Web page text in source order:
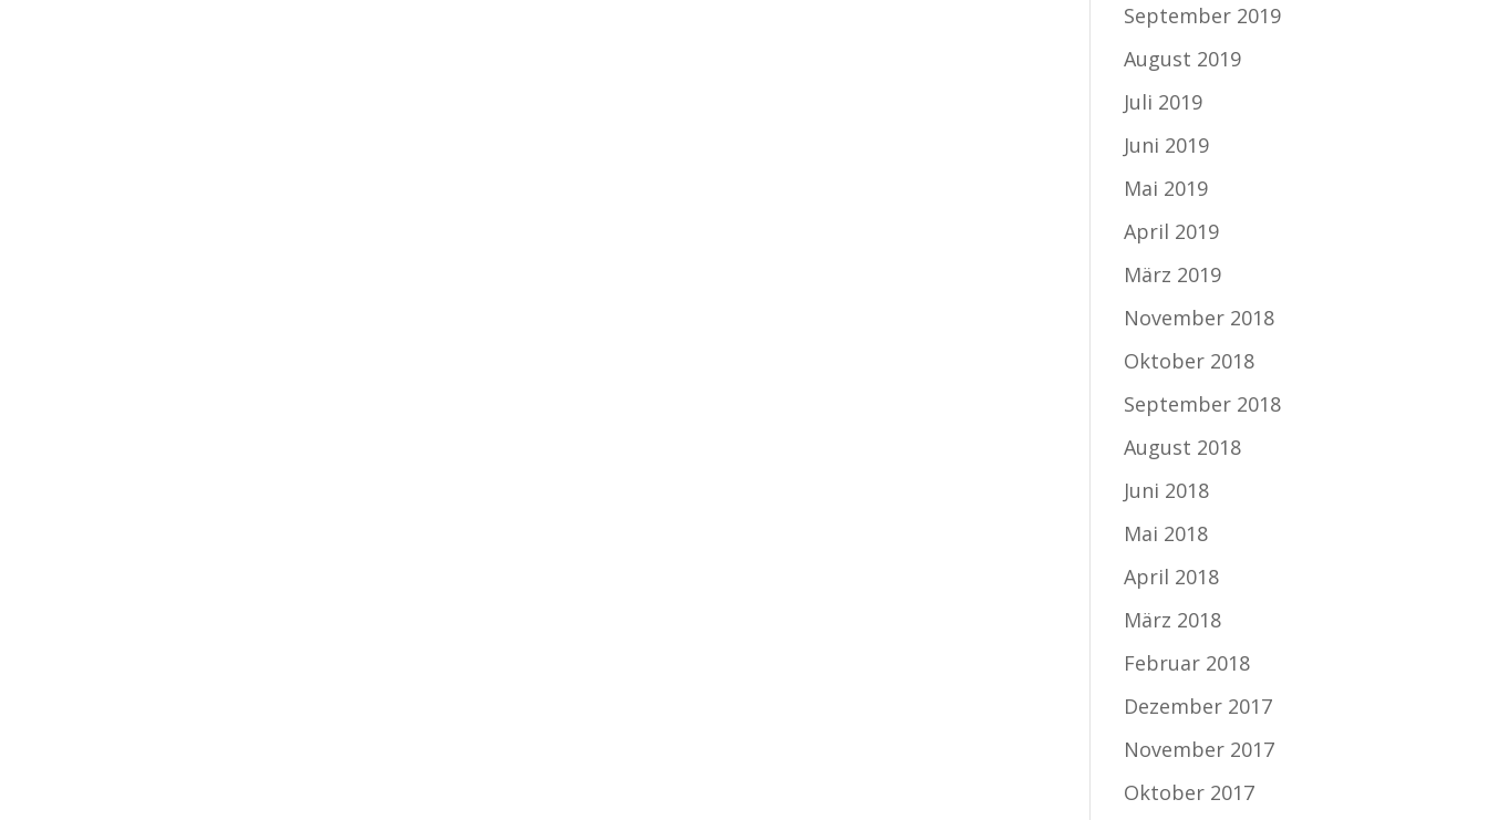
September 2019
August 2019
Juli 2019
Juni 2019
Mai 2019
April 2019
März 2019
November 2018
Oktober 2018
September 2018
August 2018
Juni 2018
Mai 2018
April 2018
März 2018
Februar 2018
Dezember 2017
November 2017
Oktober 2017